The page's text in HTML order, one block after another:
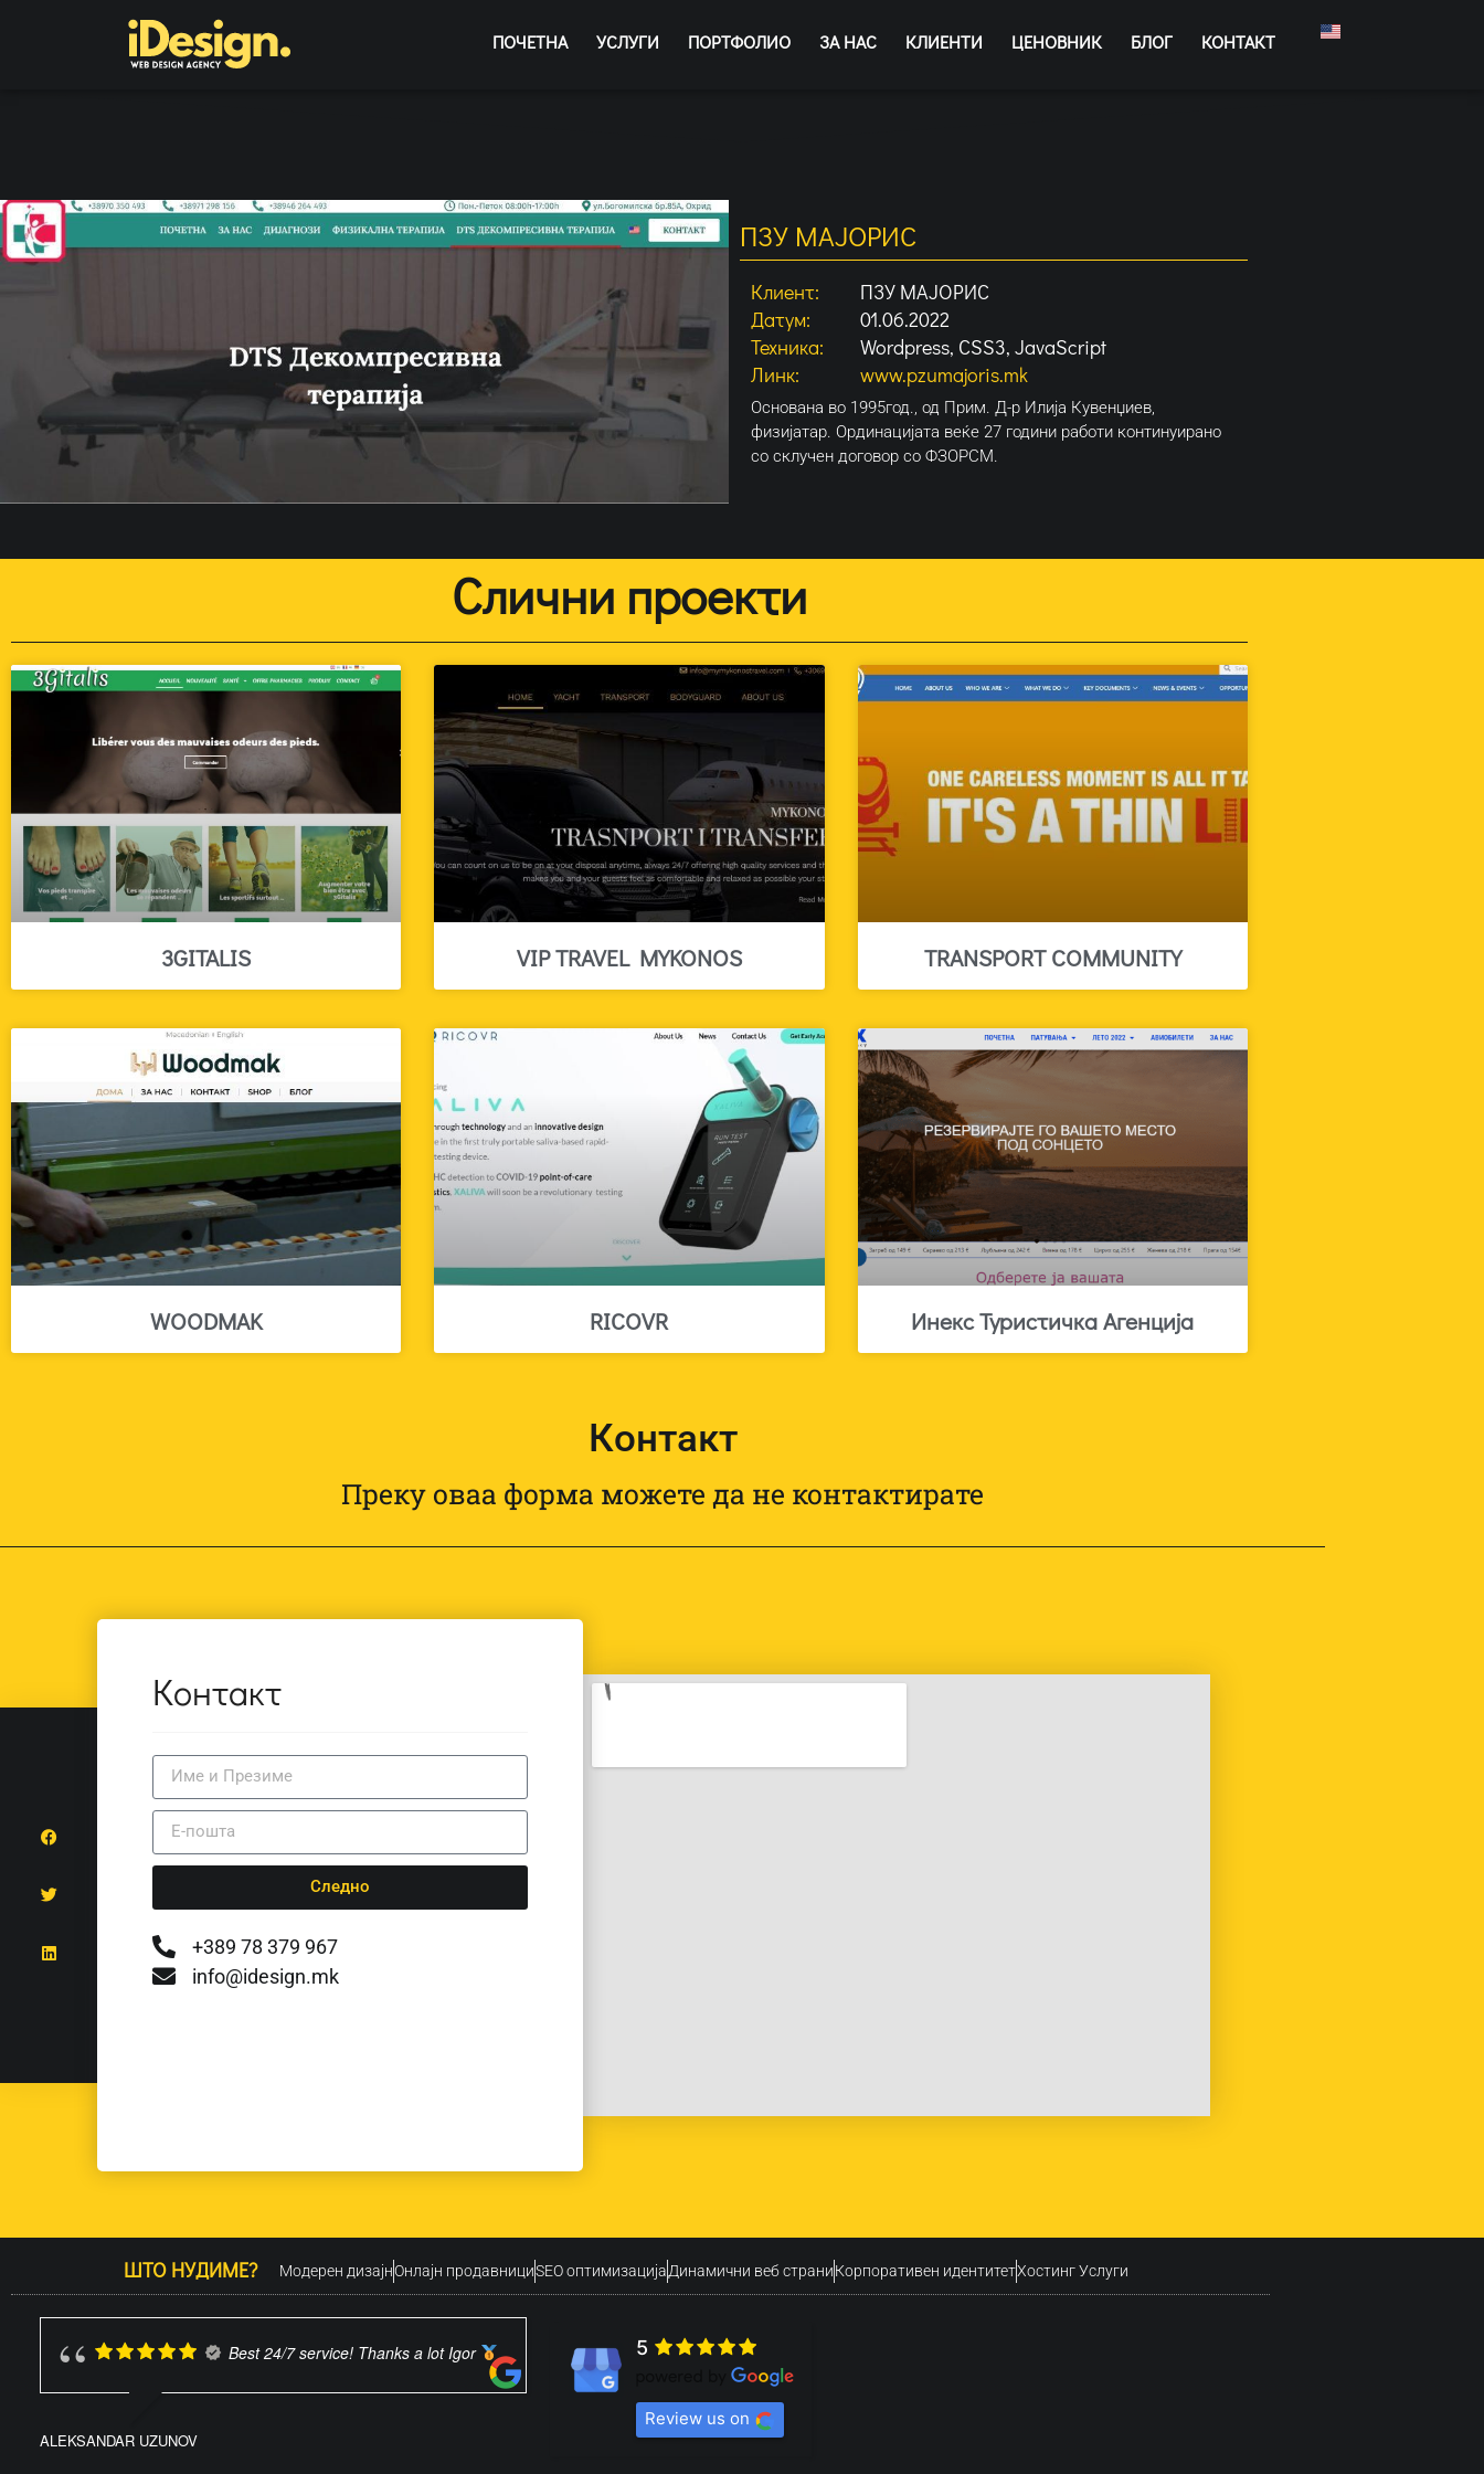
ПОЧЕТНА УСЛУГИ ПОРТФОЛИО ЗА НАС КЛИЕНТИ ЦЕНОВНИК БЛОГ КОНТАКТ
ПЗУ МАЈОРИС
Клиент:
Датум:
Техника:
Линк:
ПЗУ МАЈОРИС
01.06.2022
Wordpress, CSS3, JavaScript
www.pzumajoris.mk
Основана во 1995год., од Прим. Д-р Илија Кувенџиев,
физијатар. Ординацијата веќе 27 години работи континуирано
со склучен договор со ФЗОРСМ.
Слични проекти
3GITALIS VIP TRAVEL MYKONOS TRANSPORT COMMUNITY
WOODMAK RICOVR Инекс Туристичка Агенција
Контакт
Преку оваа форма можете да не контактирате
Контакт
Следно
+389 78 379 967
info@idesign.mk
ШТО НУДИМЕ? Модерен дизајнOнлајн продавнициSEO оптимизацијаДинамични веб страниКорпоративен идентитетХостинг Услуги
Best 24/7 service! Thanks a lot Igor
ALEKSANDAR UZUNOV
5
Review us on